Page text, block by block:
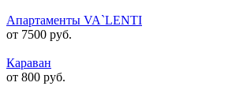
Апартаменты VA`LENTI
от 7500 руб.
Караван
от 800 руб.